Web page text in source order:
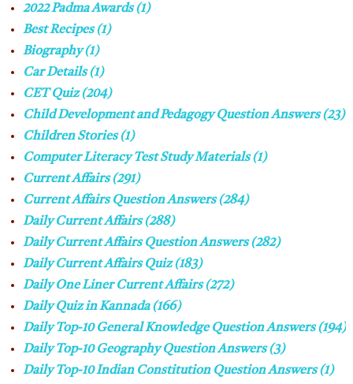
2022 Padma Awards(1)
Best Recipes(1)
Biography(1)
Car Details(1)
CET Quiz(204)
Child Development and Pedagogy Question Answers(23)
Children Stories(1)
Computer Literacy Test Study Materials(1)
Current Affairs(291)
Current Affairs Question Answers(284)
Daily Current Affairs(288)
Daily Current Affairs Question Answers(282)
Daily Current Affairs Quiz(183)
Daily One Liner Current Affairs(272)
Daily Quiz in Kannada(166)
Daily Top-10 General Knowledge Question Answers(194)
Daily Top-10 Geography Question Answers(3)
Daily Top-10 Indian Constitution Question Answers(1)